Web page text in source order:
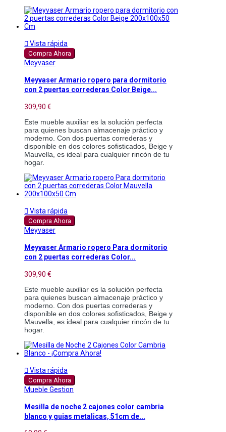
 Vista rápida
Compra Ahora
Meyvaser
Meyvaser Armario ropero para dormitorio
con 2 puertas correderas Color Beige...
309,90 €
Este mueble auxiliar es la solución perfecta
para quienes buscan almacenaje práctico y
moderno. Con dos puertas correderas y
disponible en dos colores sofisticados, Beige y
Mauvella, es ideal para cualquier rincón de tu
hogar.
 Vista rápida
Compra Ahora
Meyvaser
Meyvaser Armario ropero Para dormitorio
con 2 puertas correderas Color...
309,90 €
Este mueble auxiliar es la solución perfecta
para quienes buscan almacenaje práctico y
moderno. Con dos puertas correderas y
disponible en dos colores sofisticados, Beige y
Mauvella, es ideal para cualquier rincón de tu
hogar.
 Vista rápida
Compra Ahora
Mueble Gestion
Mesilla de noche 2 cajones color cambria
blanco y guias metalicas, 51cm de...